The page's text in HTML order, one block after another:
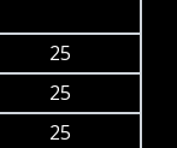
25
25
25